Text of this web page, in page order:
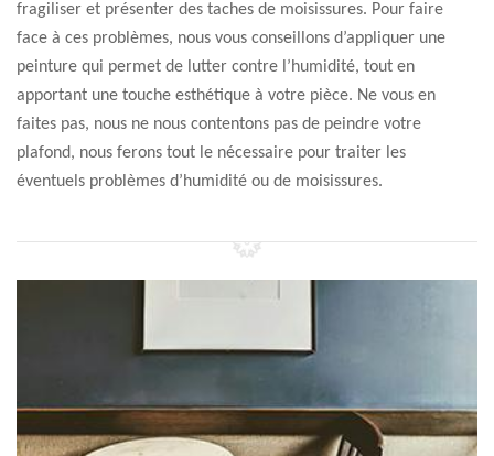
fragiliser et présenter des taches de moisissures. Pour faire
face à ces problèmes, nous vous conseillons d’appliquer une
peinture qui permet de lutter contre l’humidité, tout en
apportant une touche esthétique à votre pièce. Ne vous en
faites pas, nous ne nous contentons pas de peindre votre
plafond, nous ferons tout le nécessaire pour traiter les
éventuels problèmes d’humidité ou de moisissures.